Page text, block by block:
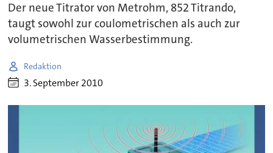
Der neue Titrator von Metrohm, 852 Titrando,
taugt sowohl zur coulometrischen als auch zur
volumetrischen Wasserbestimmung.
Redaktion
3. September 2010